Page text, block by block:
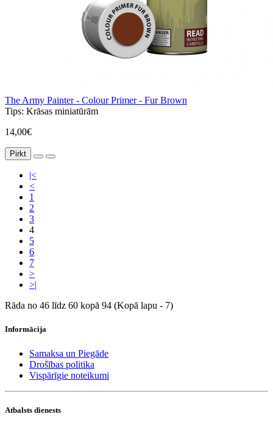
The Army Painter - Colour Primer - Fur Brown
Tips: Krāsas miniatūrām
14,00€
Pirkt
|<
<
1
2
3
4
5
6
7
>
>|
Rāda no 46 līdz 60 kopā 94 (Kopā lapu - 7)
Informācija
Samaksa un Piegāde
Drošības politika
Vispārīgie noteikumi
Atbalsts dienests